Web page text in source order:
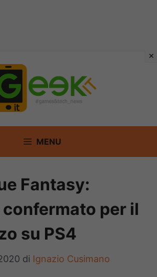
MENU
Fantasy:
per il
su PS4
di Ignazio Cusimano